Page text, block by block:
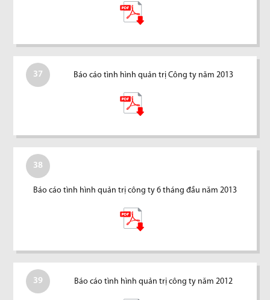
37 Báo cáo tình hình quản trị Công ty năm 2013
38
Báo cáo tình hình quản trị công ty 6 tháng đầu năm 2013
39 Báo cáo tình hình quản trị công ty năm 2012